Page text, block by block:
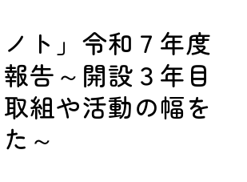
ノト」令和７年度
告～開設３年目
組や活動の幅を
～